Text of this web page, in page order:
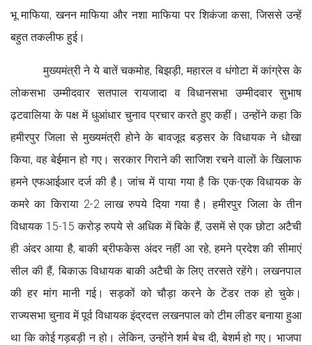
भू माफिया, खनन माफिया और नशा माफिया पर शिकंजा कसा, जिससे उन्हें
बहुत तकलीफ हुई।
मुख्यमंत्री ने ये बातें चकमोह, बिझड़ी, महारल व धंगोटा में कांग्रेस के
लोकसभा उम्मीदवार सतपाल रायजादा व विधानसभा उम्मीदवार सुभाष
ढ़टवालिया के पक्ष में धुआंधार चुनाव प्रचार करते हुए कहीं। उन्होंने कहा कि
हमीरपुर जिला से मुख्यमंत्री होने के बावजूद बड़सर के विधायक ने धोखा
किया, वह बेईमान हो गए। सरकार गिराने की साजिश रचने वालों के खिलाफ
हमने एफआईआर दर्ज की है। जांच में पाया गया है कि एक-एक विधायक के
कमरे का किराया 2-2 लाख रुपये दिया गया है। हमीरपुर जिला के तीन
विधायक 15-15 करोड़ रुपये से अधिक में बिके हैं, उसमें से एक छोटा अटैची
ही अंदर आया है, बाकी ब्रीफकेस अंदर नहीं आ रहे, हमने प्रदेश की सीमाएं
सील की हैं, बिकाऊ विधायक बाकी अटैची के लिए तरसते रहेंगे। लखनपाल
की हर मांग मानी गई। सड़कों को चौड़ा करने के टेंडर तक हो चुके।
राज्यसभा चुनाव में पूर्व विधायक इंद्रदत्त लखनपाल को टीम लीडर बनाया हुआ
था कि कोई गड़बड़ी न हो। लेकिन, उन्होंने शर्म बेच दी, बेशर्म हो गए। भाजपा